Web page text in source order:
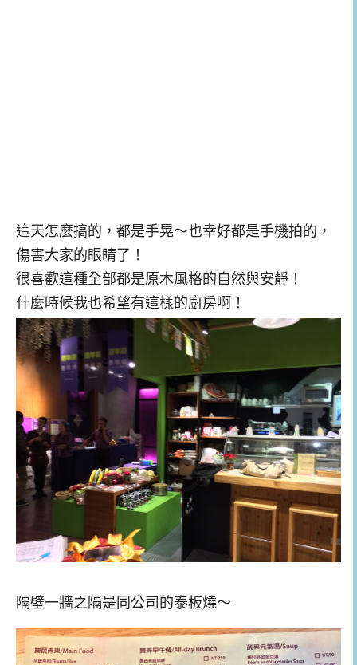
這天怎麼搞的，都是手晃～也幸好都是手機拍的，
傷害大家的眼睛了！
很喜歡這種全部都是原木風格的自然與安靜！
什麼時候我也希望有這樣的廚房啊！
隔壁一牆之隔是同公司的泰板燒～